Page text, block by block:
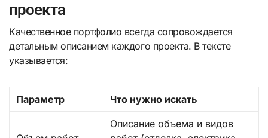
проекта
Качественное портфолио всегда сопровождается
детальным описанием каждого проекта. В тексте
указывается:
Параметр Что нужно искать
Описание объема и видов